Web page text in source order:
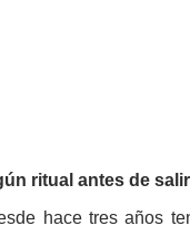
ritual antes de
hace tres años